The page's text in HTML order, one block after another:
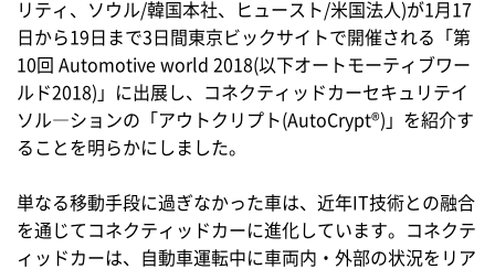
リティ、ソウル/韓国本社、ヒュースト/米国法人)が1月17
日から19日まで3日間東京ビックサイトで開催される「第
10回 Automotive world 2018(以下オートモーティブワー
ルド2018)」に出展し、コネクティッドカーセキュリテイ
ソル―ションの「アウトクリプト(AutoCrypt®)」を紹介す
ることを明らかにしました。
単なる移動手段に過ぎなかった車は、近年IT技術との融合
を通じてコネクティッドカーに進化しています。コネクテ
ィッドカーは、自動車運転中に車両内・外部の状況をリア